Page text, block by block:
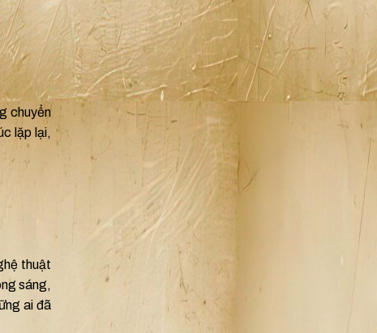
chuyển
lặp lại,
thuật
sáng,
ai đã